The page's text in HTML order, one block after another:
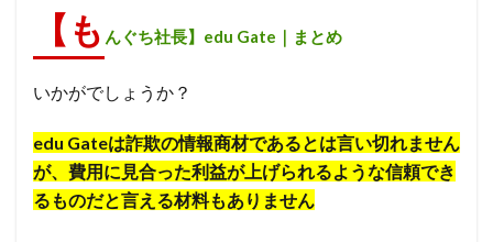
【も んぐち社長】edu Gate｜まとめ
いかがでしょうか？
edu Gateは詐欺の情報商材であるとは言い切れません
が、費用に見合った利益が上げられるような信頼でき
るものだと言える材料もありません